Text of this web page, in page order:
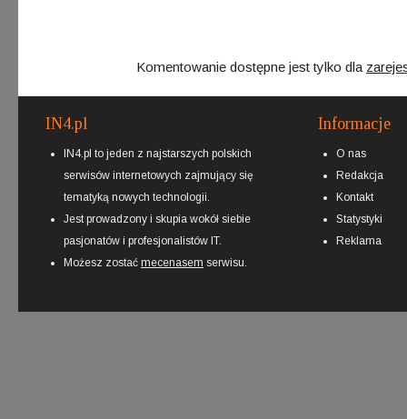
Komentowanie dostępne jest tylko dla
IN4.pl
IN4.pl to jeden z najstarszych polskich
serwisów internetowych zajmujący się
tematyką nowych technologii.
Jest prowadzony i skupia wokół siebie
pasjonatów i profesjonalistów IT.
Możesz zostać mecenasem serwisu.
Informacje
O nas
Redakcja
Kontakt
Statystyki
Reklama